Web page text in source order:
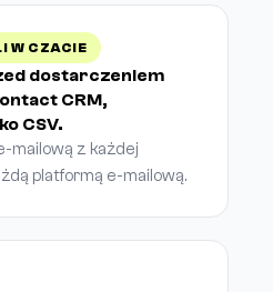
W CZACIE
dostarczeniem
CRM,
CSV.
mailową z każdej
platformą e-mailową.